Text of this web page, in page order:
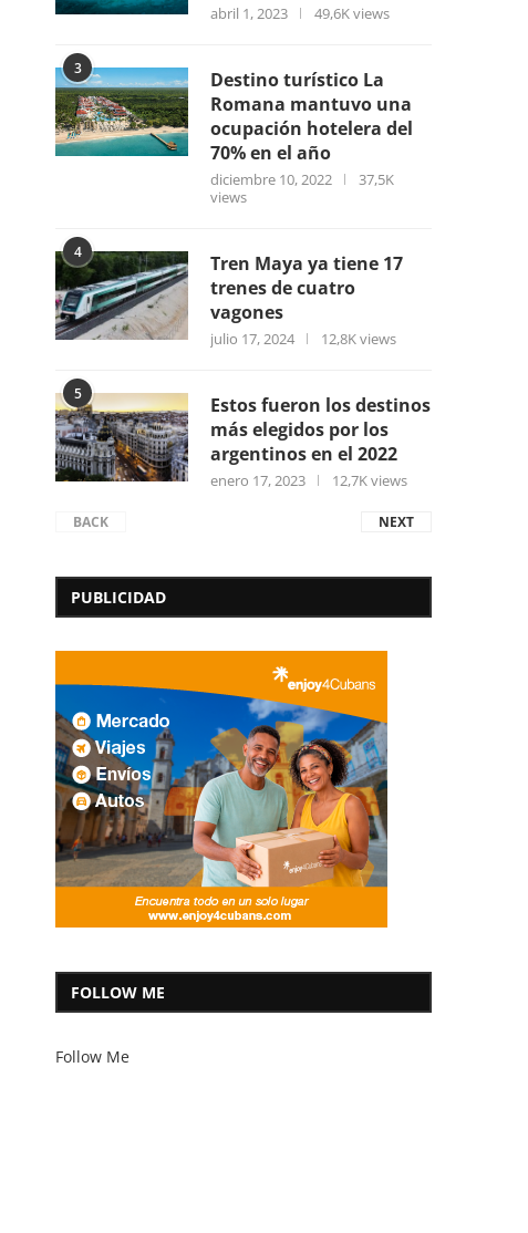
abril 1, 2023 49,6K views
3
Destino turístico La
Romana mantuvo una
ocupación hotelera del
70% en el año
diciembre 10, 2022
37,5K
views
4
Tren Maya ya tiene 17
trenes de cuatro
vagones
julio 17, 2024 12,8K views
5
Estos fueron los destinos
más elegidos por los
argentinos en el 2022
enero 17, 2023 12,7K views
BACK NEXT
PUBLICIDAD
FOLLOW ME
Follow Me